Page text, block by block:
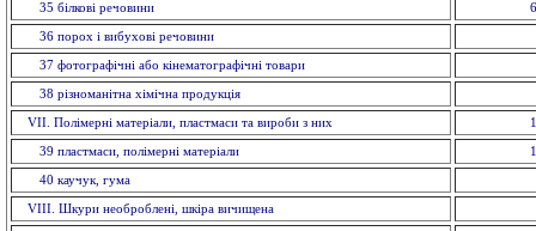
35 бiлковi речовини
36 порох і вибухові речовини
37 фотографічні або кінематографічні товари
38 різноманітна хімічна продукція
VII. Полімерні матеріали, пластмаси та вироби з них
39 пластмаси, полімерні матеріали
40 каучук, гума
VIII. Шкури необроблені, шкіра вичищена